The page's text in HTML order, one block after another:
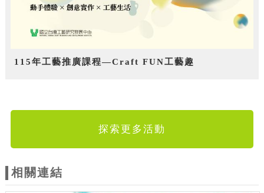
115年工藝推廣課程—Craft FUN工藝趣
探索更多活動
相關連結